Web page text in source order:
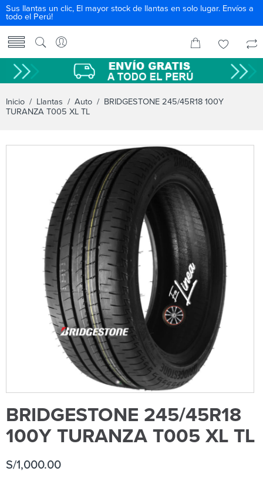
Sus llantas un clic, El mayor stock de llantas en solo lugar. Envíos a
todo el Perú!
Inicio / Llantas / Auto / BRIDGESTONE 245/45R18 100Y
TURANZA T005 XL TL
BRIDGESTONE 245/45R18
100Y TURANZA T005 XL TL
S/1,000.00